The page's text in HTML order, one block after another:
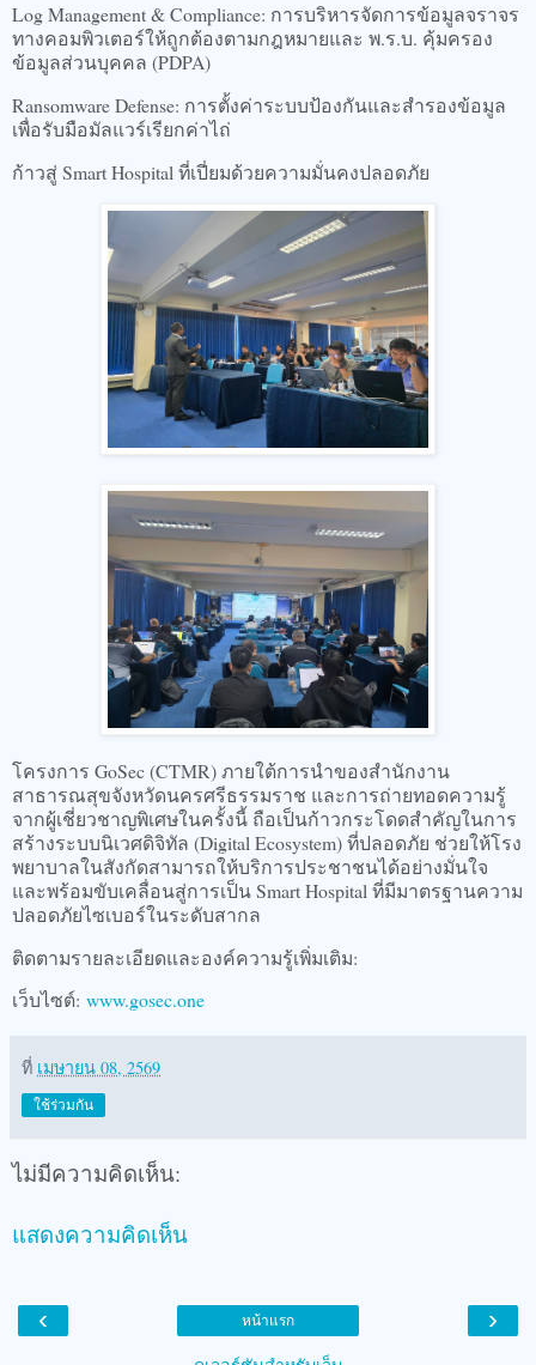
​Log Management & Compliance: การบริหารจัดการข้อมูลจราจร
ทางคอมพิวเตอร์ให้ถูกต้องตามกฎหมายและ พ.ร.บ. คุ้มครอง
ข้อมูลส่วนบุคคล (PDPA)
​Ransomware Defense: การตั้งค่าระบบป้องกันและสำรองข้อมูล
เพื่อรับมือมัลแวร์เรียกค่าไถ่
​ก้าวสู่ Smart Hospital ที่เปี่ยมด้วยความมั่นคงปลอดภัย
​โครงการ GoSec (CTMR) ภายใต้การนำของสำนักงาน
สาธารณสุขจังหวัดนครศรีธรรมราช และการถ่ายทอดความรู้
จากผู้เชี่ยวชาญพิเศษในครั้งนี้ ถือเป็นก้าวกระโดดสำคัญในการ
สร้างระบบนิเวศดิจิทัล (Digital Ecosystem) ที่ปลอดภัย ช่วยให้โรง
พยาบาลในสังกัดสามารถให้บริการประชาชนได้อย่างมั่นใจ
และพร้อมขับเคลื่อนสู่การเป็น Smart Hospital ที่มีมาตรฐานความ
ปลอดภัยไซเบอร์ในระดับสากล
​ติดตามรายละเอียดและองค์ความรู้เพิ่มเติม:
เว็บไซต์: www.gosec.one
ที่ เมษายน 08, 2569
ใช้ร่วมกัน
ไม่มีความคิดเห็น:
แสดงความคิดเห็น
‹ ›
หน้าแรก